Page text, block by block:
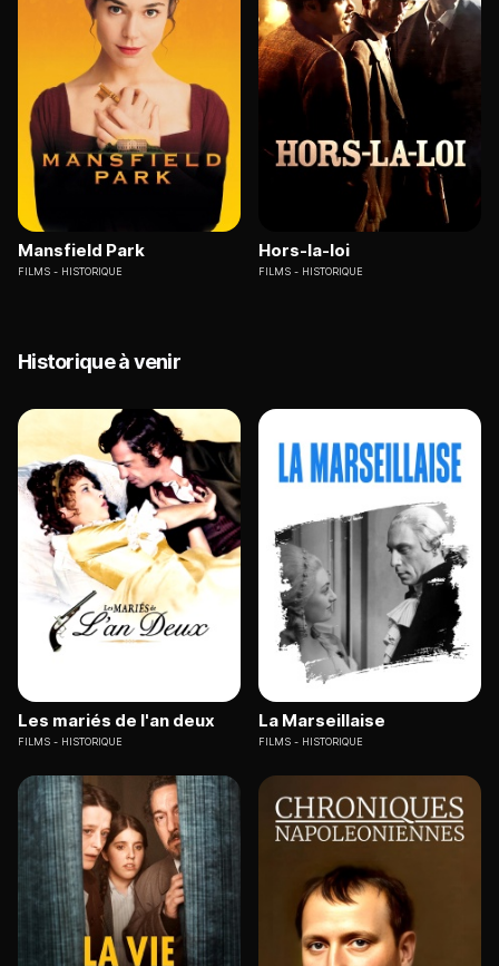
Mansfield Park
FILMS HISTORIQUE
Hors-la-loi
FILMS HISTORIQUE
Historique à venir
Les mariés de l'an deux
FILMS HISTORIQUE
La Marseillaise
FILMS HISTORIQUE